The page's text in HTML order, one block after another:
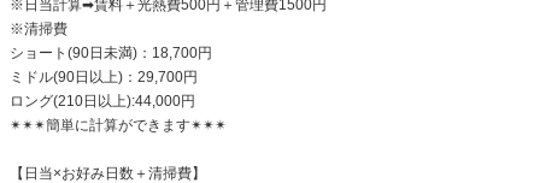
※日当計算➡賃料＋光熱費500円＋管理費1500円
※清掃費
ショート(90日未満)：18,700円
ミドル(90日以上)：29,700円
ロング(210日以上):44,000円
✴✴✴簡単に計算ができます✴✴✴
【日当×お好み日数＋清掃費】